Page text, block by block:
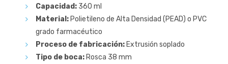
Capacidad: 360 ml
Material: Polietileno de Alta Densidad (PEAD) o PVC
grado farmacéutico
Proceso de fabricación: Extrusión soplado
Tipo de boca: Rosca 38 mm